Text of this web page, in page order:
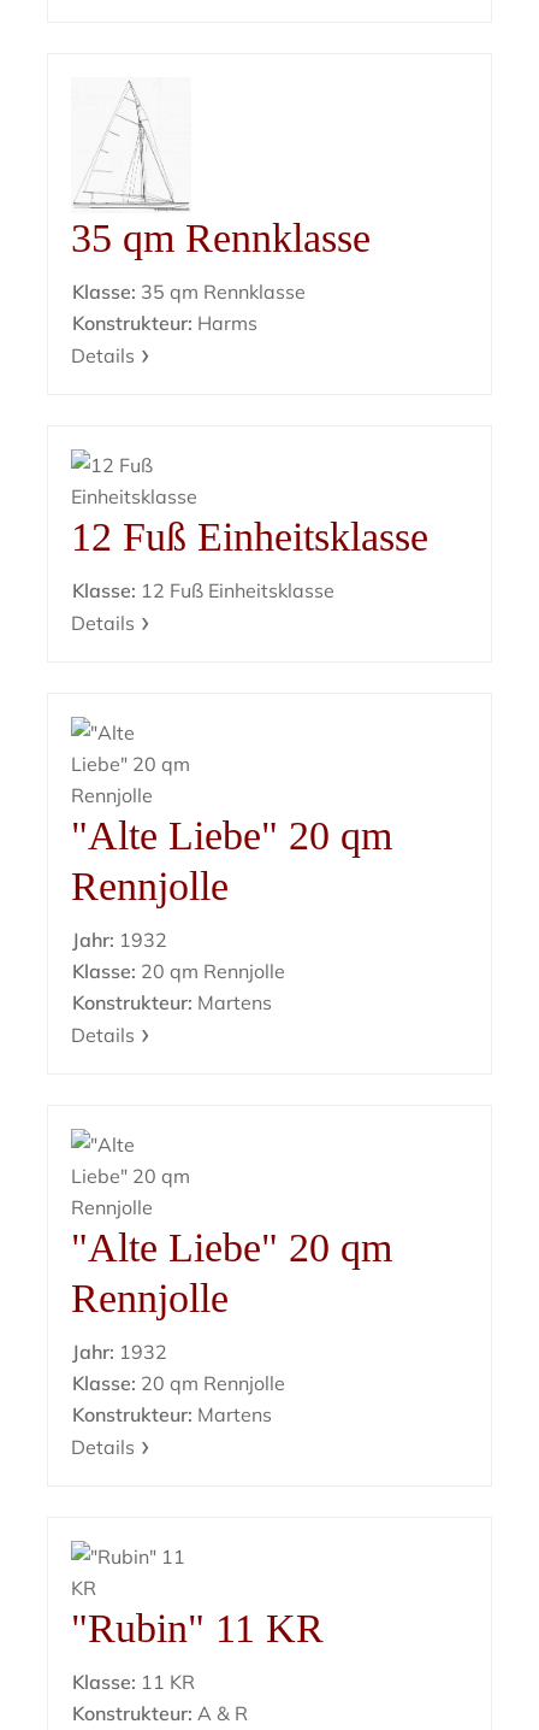
35 qm Rennklasse
Klasse: 35 qm Rennklasse
Konstrukteur: Harms
Details
12 Fuß Einheitsklasse
Klasse: 12 Fuß Einheitsklasse
Details
"Alte Liebe" 20 qm
Rennjolle
Jahr: 1932
Klasse: 20 qm Rennjolle
Konstrukteur: Martens
Details
"Alte Liebe" 20 qm
Rennjolle
Jahr: 1932
Klasse: 20 qm Rennjolle
Konstrukteur: Martens
Details
"Rubin" 11 KR
Klasse: 11 KR
Konstrukteur: A & R